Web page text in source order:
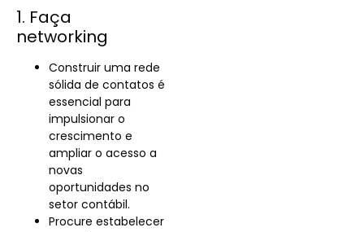
1. Faça
networking
Construir uma rede
sólida de contatos é
essencial para
impulsionar o
crescimento e
ampliar o acesso a
novas
oportunidades no
setor contábil.
Procure estabelecer